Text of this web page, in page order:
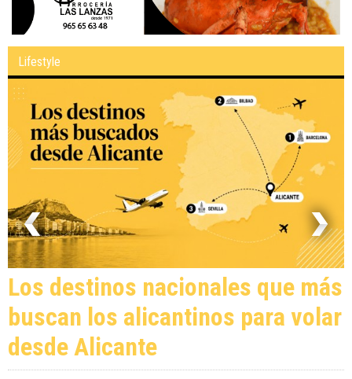
Lifestyle
Los destinos nacionales que más
buscan los alicantinos para volar
desde Alicante